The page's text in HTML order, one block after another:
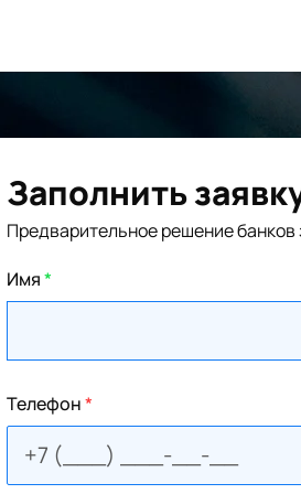
Заполнить
Предварительное решение банков
Имя*
Телефон*